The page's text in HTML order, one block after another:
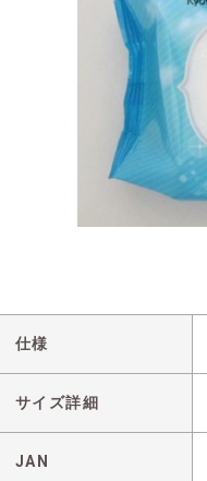
仕様
サイズ詳細
JAN